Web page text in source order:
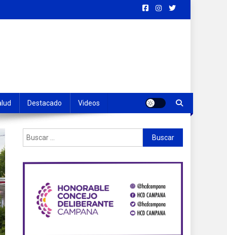
Destacado Videos
Buscar: